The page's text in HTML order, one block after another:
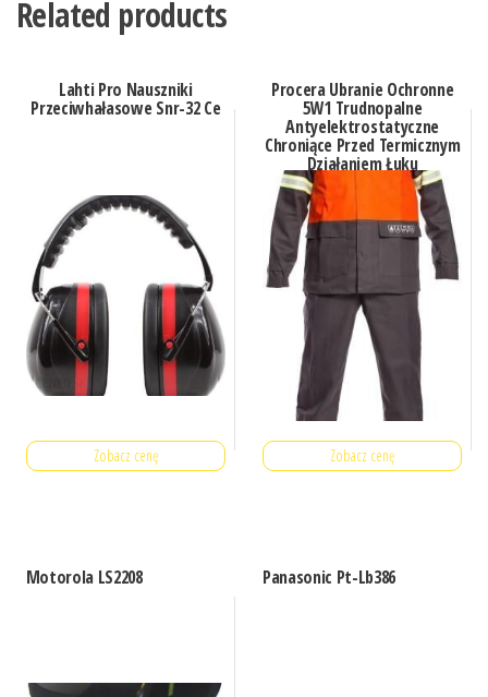
Related products
Lahti Pro Nauszniki
Przeciwhałasowe Snr-32 Ce
Zobacz cenę
Procera Ubranie Ochronne
5W1 Trudnopalne
Antyelektrostatyczne
Chroniące Przed Termicznym
Działaniem Łuku
Elektrycznego Oraz
Chemikaliami Odpowiednie
D
Zobacz cenę
Motorola LS2208 Panasonic Pt-Lb386